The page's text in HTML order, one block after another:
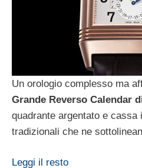
Un orologio complesso ma
Grande Reverso Calendar
quadrante argentato e
tradizionali che ne
Leggi il resto